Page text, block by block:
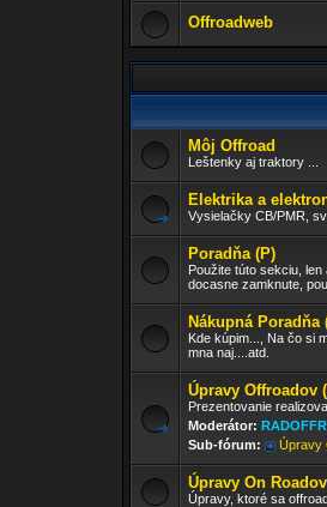
Offroadweb
Môj Offroad
Leštenky aj traktory ...
Elektrika a
Vysielačky CB/PMR,
Poradňa (P)
Použite túto sekciu,
docasne zamknute,
Nákupná Poradňa
Kde kúpim..., Na čo si
mna naj....atd.
Úpravy Offroadov
Prezentovanie
Moderátor:
Sub-fórum:
Úpravy
Úpravy On
Úpravy, ktoré sa